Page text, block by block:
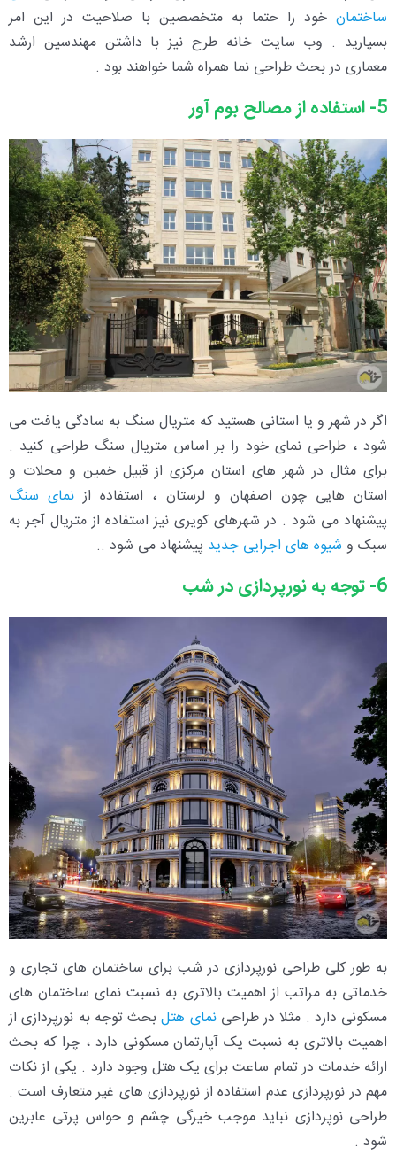
ساختمان خود را حتما به متخصصین با صلاحیت در این امر
بسپارید . وب سایت خانه طرح نیز با داشتن مهندسین ارشد
معماری در بحث طراحی نما همراه شما خواهند بود .
5- استفاده از مصالح بوم آور
اگر در شهر و یا استانی هستید که متریال سنگ به سادگی یافت می
شود ، طراحی نمای خود را بر اساس متریال سنگ طراحی کنید .
برای مثال در شهر های استان مرکزی از قبیل خمین و محلات و
استان هایی چون اصفهان و لرستان ، استفاده از نمای سنگ
پیشنهاد می شود . در شهرهای کویری نیز استفاده از متریال آجر به
سبک و شیوه های اجرایی جدید پیشنهاد می شود ..
6- توجه به نورپردازی در شب
به طور کلی طراحی نورپردازی در شب برای ساختمان های تجاری و
خدماتی به مراتب از اهمیت بالاتری به نسبت نمای ساختمان های
مسکونی دارد . مثلا در طراحینمای هتلبحث توجه به نورپردازی از
اهمیت بالاتری به نسبت یک آپارتمان مسکونی دارد ، چرا که بحث
ارائه خدمات در تمام ساعت برای یک هتل وجود دارد . یکی از نکات
مهم در نورپردازی عدم استفاده از نورپردازی های غیر متعارف است .
طراحی نوپردازی نباید موجب خیرگی چشم و حواس پرتی عابرین
شود .